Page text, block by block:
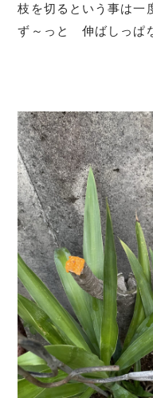
枝を切るという事は一
ず～っと 伸ばしっぱ